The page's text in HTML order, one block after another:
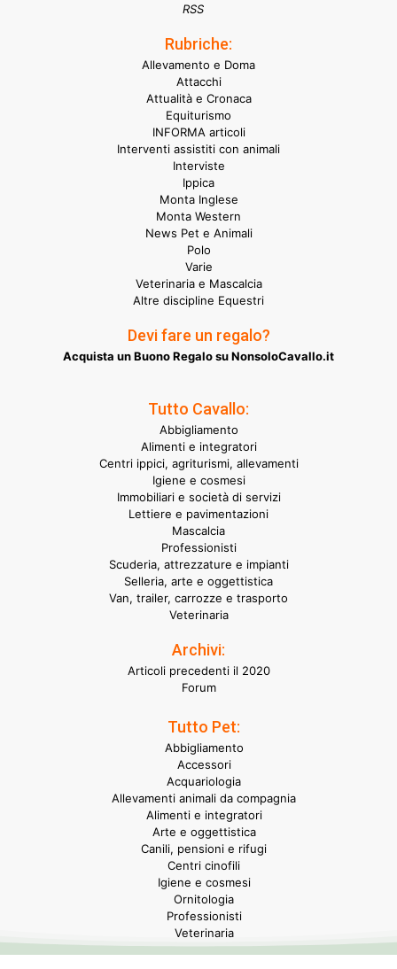
RSS
Rubriche:
Allevamento e Doma
Attacchi
Attualità e Cronaca
Equiturismo
INFORMA articoli
Interventi assistiti con animali
Interviste
Ippica
Monta Inglese
Monta Western
News Pet e Animali
Polo
Varie
Veterinaria e Mascalcia
Altre discipline Equestri
Devi fare un regalo?
Acquista un Buono Regalo su NonsoloCavallo.it
Tutto Cavallo:
Abbigliamento
Alimenti e integratori
Centri ippici, agriturismi, allevamenti
Igiene e cosmesi
Immobiliari e società di servizi
Lettiere e pavimentazioni
Mascalcia
Professionisti
Scuderia, attrezzature e impianti
Selleria, arte e oggettistica
Van, trailer, carrozze e trasporto
Veterinaria
Archivi:
Articoli precedenti il 2020
Forum
Tutto Pet:
Abbigliamento
Accessori
Acquariologia
Allevamenti animali da compagnia
Alimenti e integratori
Arte e oggettistica
Canili, pensioni e rifugi
Centri cinofili
Igiene e cosmesi
Ornitologia
Professionisti
Veterinaria